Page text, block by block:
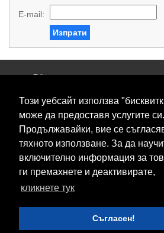
Този уебсайт използва
може да предоставя услугите си.
Продължавайки, вие се
тяхното използване. За да
включително информация за
ги премахнете и деактивирате,
кликнете тук
Съгласен!
E-mail:
Изпрати
Общи условия
Свържете се с нас
Контакти
Нашите сервизи
Блог
© 2026 Fransizkup.bg всички права
Изграждане и поддръжка от
Boby_fransizkup